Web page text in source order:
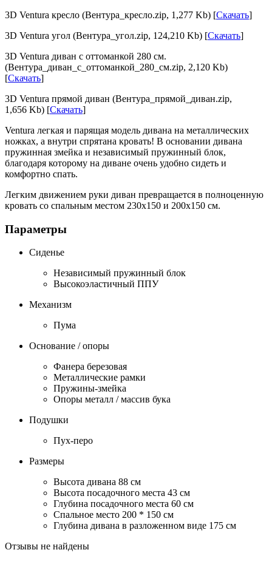
3D Ventura кресло (Вентура_кресло.zip, 1,277 Kb) [Скачать]
3D Ventura угол (Вентура_угол.zip, 124,210 Kb) [Скачать]
3D Ventura диван с оттоманкой 280 см.
(Вентура_диван_с_оттоманкой_280_см.zip, 2,120 Kb)
[Скачать]
3D Ventura прямой диван (Вентура_прямой_диван.zip,
1,656 Kb) [Скачать]
Ventura легкая и парящая модель дивана на металлических
ножках, а внутри спрятана кровать! В основании дивана
пружинная змейка и независимый пружинный блок,
благодаря которому на диване очень удобно сидеть и
комфортно спать.
Легким движением руки диван превращается в полноценную
кровать со спальным местом 230х150 и 200х150 см.
Параметры
Сиденье
Независимый пружинный блок
Высокоэластичный ППУ
Механизм
Пума
Основание / опоры
Фанера березовая
Металлические рамки
Пружины-змейка
Опоры металл / массив бука
Подушки
Пух-перо
Размеры
Высота дивана 88 см
Высота посадочного места 43 см
Глубина посадочного места 60 см
Спальное место 200 * 150 см
Глубина дивана в разложенном виде 175 см
Отзывы не найдены